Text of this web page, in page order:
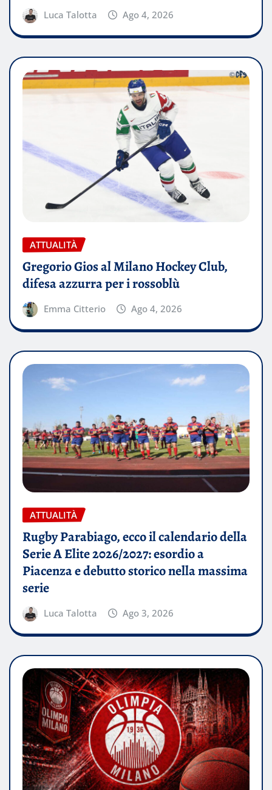
Luca Talotta Ago 4, 2026
ATTUALITÀ
Gregorio Gios al Milano Hockey Club,
difesa azzurra per i rossoblù
Emma Citterio Ago 4, 2026
ATTUALITÀ
Rugby Parabiago, ecco il calendario della
Serie A Elite 2026/2027: esordio a
Piacenza e debutto storico nella massima
serie
Luca Talotta Ago 3, 2026